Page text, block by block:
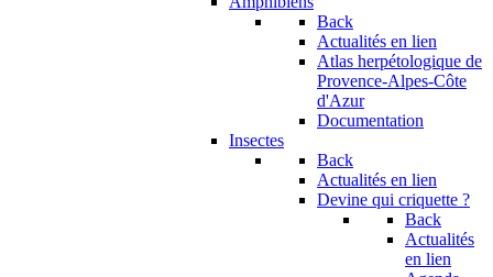
Back
Actualités en lien
Atlas herpétologique de
Provence-Alpes-Côte
d'Azur
Documentation
Insectes
Back
Actualités en lien
Devine qui criquette ?
Back
Actualités
en lien